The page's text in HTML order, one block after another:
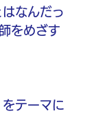
なんだっ
をめざす
テーマに